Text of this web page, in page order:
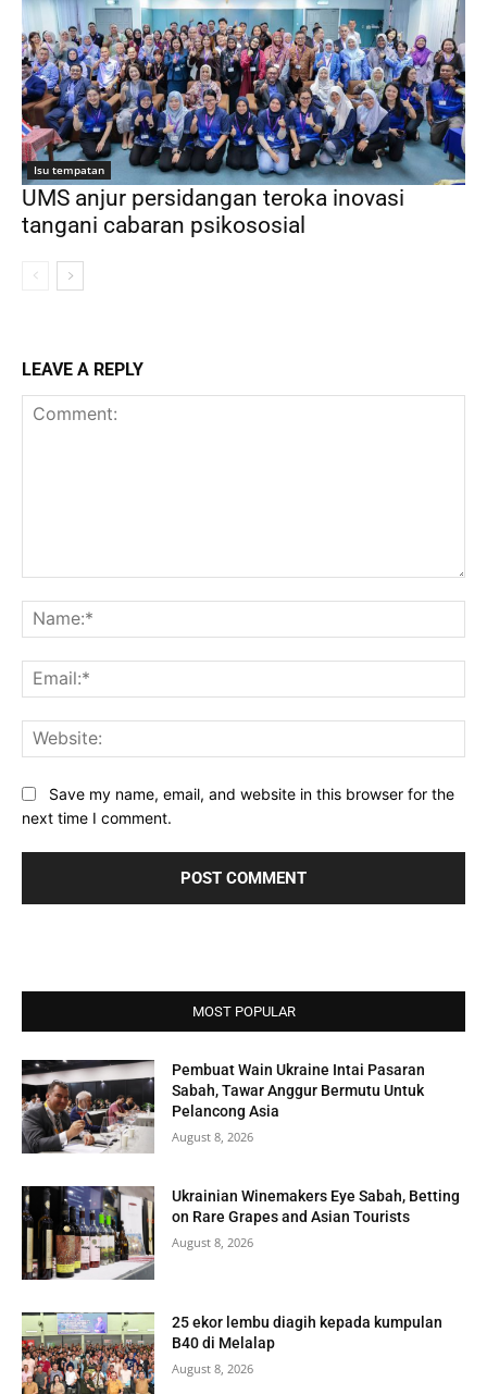
Isu tempatan
UMS anjur persidangan teroka inovasi
tangani cabaran psikososial
LEAVE A REPLY
Save my name, email, and website in this browser for the
next time I comment.
MOST POPULAR
Pembuat Wain Ukraine Intai Pasaran
Sabah, Tawar Anggur Bermutu Untuk
Pelancong Asia
August 8, 2026
Ukrainian Winemakers Eye Sabah, Betting
on Rare Grapes and Asian Tourists
August 8, 2026
25 ekor lembu diagih kepada kumpulan
B40 di Melalap
August 8, 2026